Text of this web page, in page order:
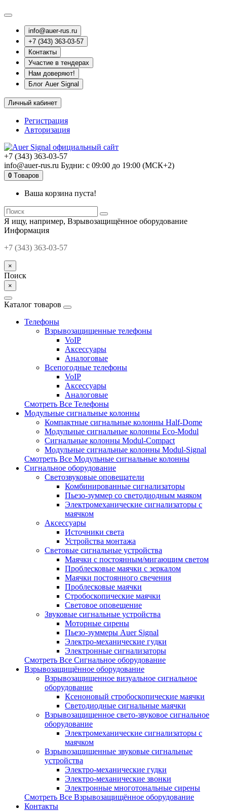
info@auer-rus.ru
+7 (343) 363-03-57
Контакты
Участие в тендерах
Нам доверяют!
Блог Auer Signal
Личный кабинет
Регистрация
Авторизация
+7 (343) 363-03-57
info@auer-rus.ru Будни: с 09:00 до 19:00 (МСК+2)
0 Tоваров
Ваша корзина пуста!
Я ищу, например, Взрывозащищённое оборудование
Информация
+7 (343) 363-03-57
×
Поиск
×
Каталог товаров
Телефоны
Взрывозащищенные телефоны
VoIP
Аксессуары
Аналоговые
Всепогодные телефоны
VoIP
Аксессуары
Аналоговые
Смотреть Все Телефоны
Модульные сигнальные колонны
Компактные сигнальные колонны Half-Dome
Модульные сигнальные колонны Eco-Modul
Сигнальные колонны Modul-Compact
Модульные сигнальные колонны Modul-Signal
Смотреть Все Модульные сигнальные колонны
Сигнальное оборудование
Светозвуковые оповещатели
Комбинированные сигнализаторы
Пьезо-зуммер со светодиодным маяком
Электромеханические сигнализаторы с
маячком
Аксессуары
Источники света
Устройства монтажа
Световые сигнальные устройства
Маячки с постоянным/мигающим светом
Проблесковые маячки с зеркалом
Маячки постоянного свечения
Проблесковые маячки
Стробоскопические маячки
Световое оповещение
Звуковые сигнальные устройства
Моторные сирены
Пьезо-зуммеры Auer Signal
Электро-механические гудки
Электронные сигнализаторы
Смотреть Все Сигнальное оборудование
Взрывозащищённое оборудование
Взрывозащищенное визуальное сигнальное
оборудование
Ксеноновый стробоскопические маячки
Светодиодные сигнальные маячки
Взрывозащищенное свето-звуковое сигнальное
оборудование
Электромеханические сигнализаторы с
маячком
Взрывозащищенные звуковые сигнальные
устройства
Электро-механические гудки
Электро-механические звонки
Электронные многотональные сирены
Смотреть Все Взрывозащищённое оборудование
Контакты